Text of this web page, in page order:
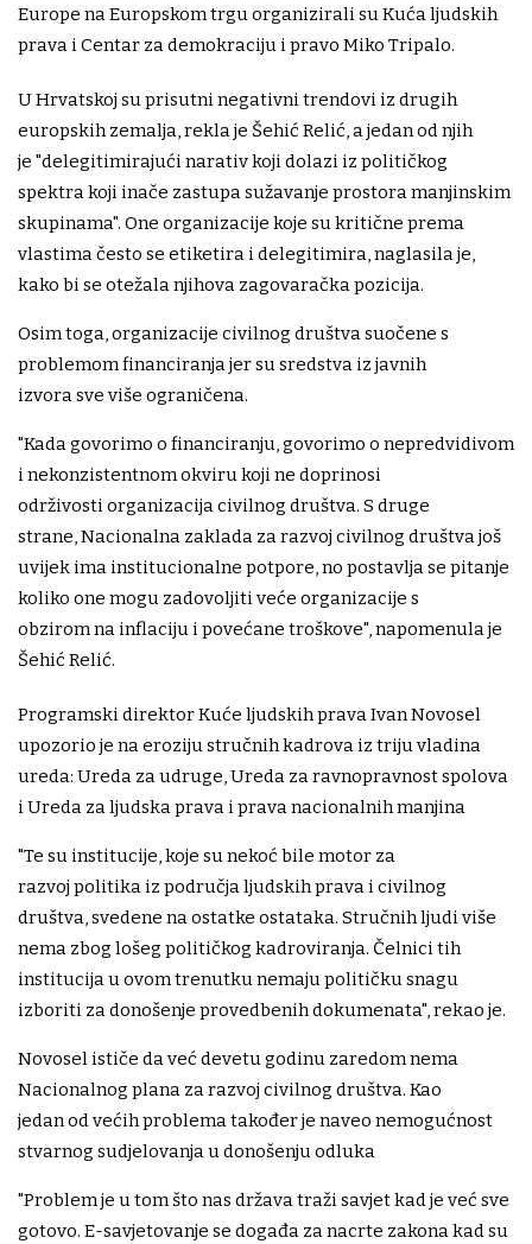
Europe na Europskom trgu organizirali su Kuća ljudskih
prava i Centar za demokraciju i pravo Miko Tripalo.
U Hrvatskoj su prisutni negativni trendovi iz drugih
europskih zemalja, rekla je Šehić Relić, a jedan od njih
je "delegitimirajući narativ koji dolazi iz političkog
spektra koji inače zastupa sužavanje prostora manjinskim
skupinama". One organizacije koje su kritične prema
vlastima često se etiketira i delegitimira, naglasila je,
kako bi se otežala njihova zagovaračka pozicija.
Osim toga, organizacije civilnog društva suočene s
problemom financiranja jer su sredstva iz javnih
izvora sve više ograničena.
"Kada govorimo o financiranju, govorimo o nepredvidivom
i nekonzistentnom okviru koji ne doprinosi
održivosti organizacija civilnog društva. S druge
strane, Nacionalna zaklada za razvoj civilnog društva još
uvijek ima institucionalne potpore, no postavlja se pitanje
koliko one mogu zadovoljiti veće organizacije s
obzirom na inflaciju i povećane troškove", napomenula je
Šehić Relić.
Programski direktor Kuće ljudskih prava Ivan Novosel
upozorio je na eroziju stručnih kadrova iz triju vladina
ureda: Ureda za udruge, Ureda za ravnopravnost spolova
i Ureda za ljudska prava i prava nacionalnih manjina
"Te su institucije, koje su nekoć bile motor za
razvoj politika iz područja ljudskih prava i civilnog
društva, svedene na ostatke ostataka. Stručnih ljudi više
nema zbog lošeg političkog kadroviranja. Čelnici tih
institucija u ovom trenutku nemaju političku snagu
izboriti za donošenje provedbenih dokumenata", rekao je.
Novosel ističe da već devetu godinu zaredom nema
Nacionalnog plana za razvoj civilnog društva. Kao
jedan od većih problema također je naveo nemogućnost
stvarnog sudjelovanja u donošenju odluka
"Problem je u tom što nas država traži savjet kad je već sve
gotovo. E-savjetovanje se događa za nacrte zakona kad su